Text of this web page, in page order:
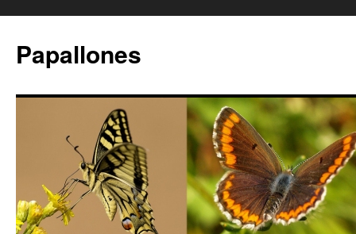
Papallones